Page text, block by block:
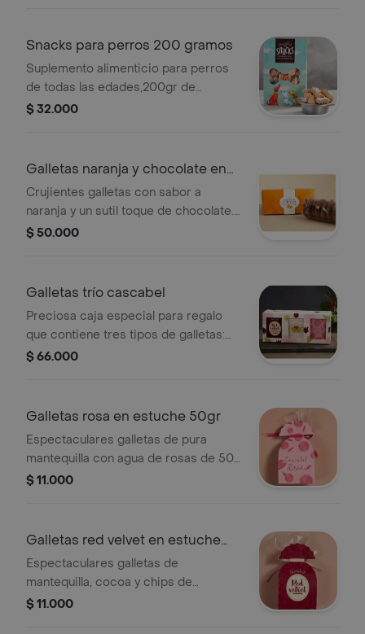
Snacks para perros 200 gramos
Suplemento alimenticio para perros
de todas las edades,200gr de
galletas (aprox.28 unidades),mantiene
alimento completo de la dieta de los
$ 32.000
Galletas naranja y chocolate en
caja
Crujientes galletas con sabor a
naranja y un sutil toque de chocolate.
vienen empacadas en una preciosa
despacha únicamente a bogotá por
$ 50.000
Galletas trío cascabel
Preciosa caja especial para regalo
que contiene tres tipos de galletas:
red velvet, rosas y cranberries, mora
$ 66.000
Galletas rosa en estuche 50gr
Espectaculares galletas de pura
mantequilla con agua de rosas de 50
gramos (aproximadamente de 12 a 15
$ 11.000
Galletas red velvet en estuche
50gr
Espectaculares galletas de
mantequilla, cocoa y chips de
chocolate blanco, con un provocador
$ 11.000